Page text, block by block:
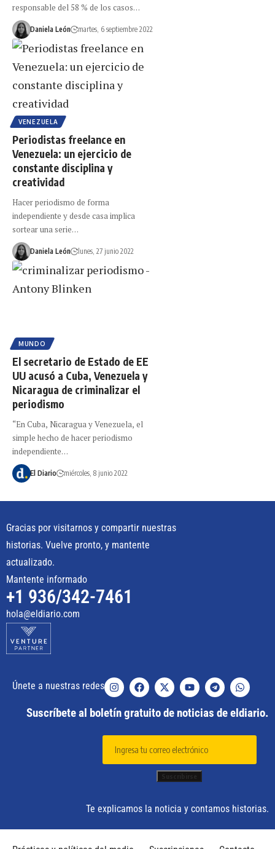
responsable del 58 % de los casos…
Daniela León martes, 6 septiembre 2022
VENEZUELA
Periodistas freelance en
Venezuela: un ejercicio de
constante disciplina y
creatividad
Hacer periodismo de forma
independiente y desde casa implica
sortear una serie…
Daniela León lunes, 27 junio 2022
MUNDO
El secretario de Estado de EE
UU acusó a Cuba, Venezuela y
Nicaragua de criminalizar el
periodismo
“En Cuba, Nicaragua y Venezuela, el
simple hecho de hacer periodismo
independiente…
El Diario miércoles, 8 junio 2022
Gracias por visitarnos y compartir nuestras
historias. Vuelve pronto, y mantente
actualizado.
Mantente informado
+1 936/342-7461
hola@eldiario.com
Únete a nuestras redes
Suscríbete al boletín gratuito de noticias de eldiario.
Te explicamos la noticia y contamos historias.